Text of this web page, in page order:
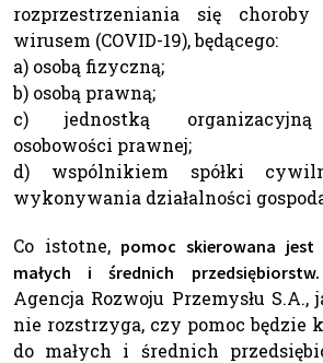
rozprzestrzeniania się
wirusem (COVID-19), będącego:
a) osobą fizyczną;
b) osobą prawną;
c) jednostką organizacyjną
osobowości prawnej;
d) wspólnikiem spółki
wykonywania działalności
Co istotne, pomoc skierowana
małych i średnich przedsiębiorstw.
Agencja Rozwoju Przemysłu
nie rozstrzyga, czy pomoc będzie
do małych i średnich